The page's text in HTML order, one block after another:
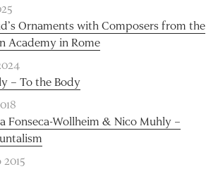
Ornaments with Composers from the
Academy in Rome
– To the Body
Fonseca-Wollheim & Nico Muhly –